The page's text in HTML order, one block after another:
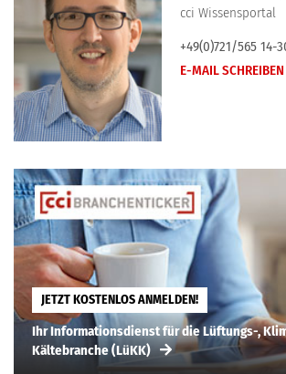
cci Wissensportal
+49(0)721/565 14-
E-MAIL SCHREIBEN
JETZT KOSTENLOS ANMELDEN!
Ihr Informationsdienst für die Lüftungs-,
Kältebranche (LüKK)